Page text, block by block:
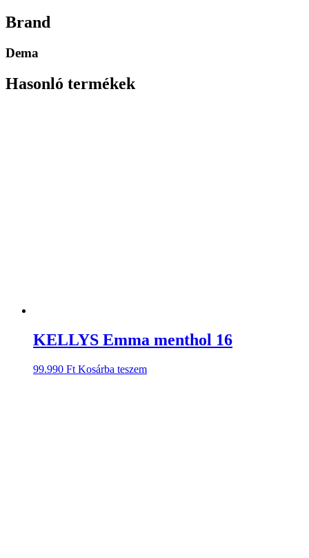
Brand
Dema
Hasonló termékek
KELLYS Emma menthol 16
99.990 Ft Kosárba teszem